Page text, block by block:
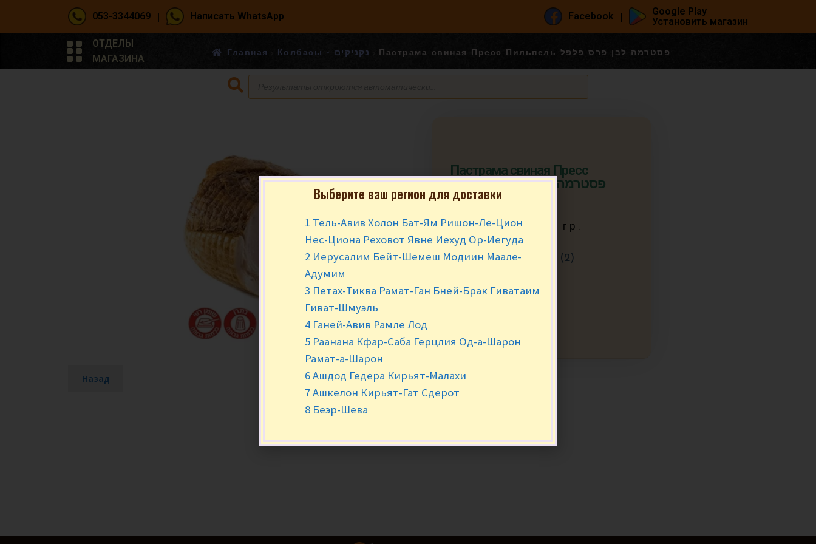
053-3344069 | Написать WhatsApp Facebook |
Google Play
Установить магазин
ОТДЕЛЫ
МАГАЗИНА
Главная Колбасы - נקניקים Пастрама свиная Пресс Пильпель פסטרמה לבן פרס פלפל
Пастрама свиная Пресс
Пильпель פסטרמה לבן פרס
פלפל
₪10.90 за 100 гр.
Мин заказ от 200 гр. (2)
Нет в наличии
Назад
Выберите ваш регион для доставки
1 Тель-Авив Холон Бат-Ям Ришон-Ле-Цион
Нес-Циона Реховот Явне Иехуд Ор-Иегуда
2 Иерусалим Бейт-Шемеш Модиин Маале-
Адумим
3 Петах-Тиква Рамат-Ган Бней-Брак Гиватаим
Гиват-Шмуэль
4 Ганей-Авив Рамле Лод
5 Раанана Кфар-Саба Герцлия Од-а-Шарон
Рамат-а-Шарон
6 Ашдод Гедера Кирьят-Малахи
7 Ашкелон Кирьят-Гат Сдерот
8 Беэр-Шева